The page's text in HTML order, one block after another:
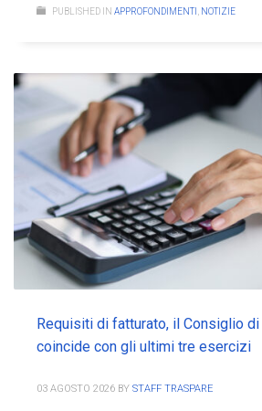
PUBLISHED IN APPROFONDIMENTI NOTIZIE
Requisiti di fatturato, il Consiglio
coincide con gli ultimi tre esercizi
03 AGOSTO 2026 BY STAFF TRASPARE